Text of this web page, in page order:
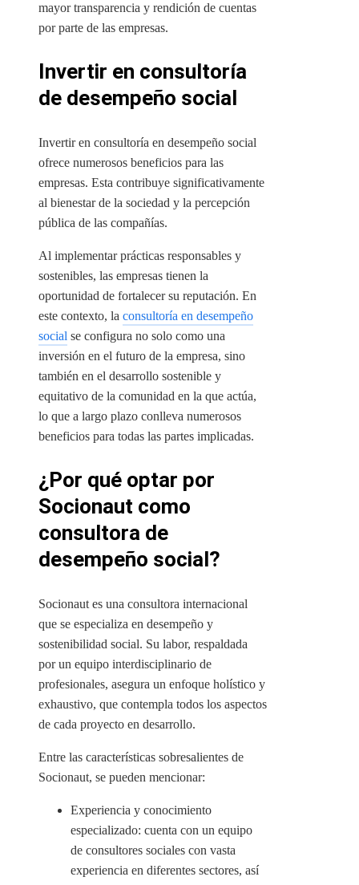
mayor transparencia y rendición de cuentas
por parte de las empresas.
Invertir en consultoría
de desempeño social
Invertir en consultoría en desempeño social
ofrece numerosos beneficios para las
empresas. Esta contribuye significativamente
al bienestar de la sociedad y la percepción
pública de las compañías.
Al implementar prácticas responsables y
sostenibles, las empresas tienen la
oportunidad de fortalecer su reputación. En
este contexto, la consultoría en desempeño
social se configura no solo como una
inversión en el futuro de la empresa, sino
también en el desarrollo sostenible y
equitativo de la comunidad en la que actúa,
lo que a largo plazo conlleva numerosos
beneficios para todas las partes implicadas.
¿Por qué optar por
Socionaut como
consultora de
desempeño social?
Socionaut es una consultora internacional
que se especializa en desempeño y
sostenibilidad social. Su labor, respaldada
por un equipo interdisciplinario de
profesionales, asegura un enfoque holístico y
exhaustivo, que contempla todos los aspectos
de cada proyecto en desarrollo.
Entre las características sobresalientes de
Socionaut, se pueden mencionar:
Experiencia y conocimiento
especializado: cuenta con un equipo
de consultores sociales con vasta
experiencia en diferentes sectores, así